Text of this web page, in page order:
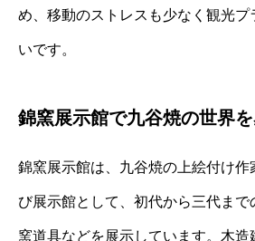
め、移動のストレスも少なく観光プ
いです。
錦窯展示館で九谷焼の世界
錦窯展示館は、九谷焼の上絵付け作
び展示館として、初代から三代ま
窯道具などを展示しています。木造